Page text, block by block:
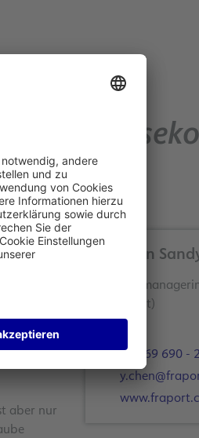
sich
aber nur
Yi-Chun
Elternzeit)
+49 69 690 -